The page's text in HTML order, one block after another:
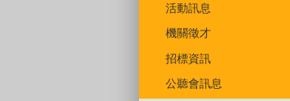
活動訊息
機關徵才
招標資訊
公聽會訊息